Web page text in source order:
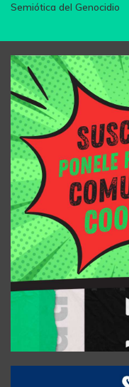
Semiótica del Genocidio